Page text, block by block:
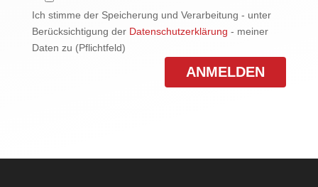
Ich stimme der Speicherung und Verarbeitung - unter
Berücksichtigung der Datenschutzerklärung - meiner
Daten zu (Pflichtfeld)